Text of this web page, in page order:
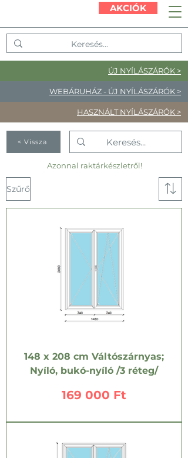
ÚJ NYÍLÁSZÁRÓK >
WEBÁRUHÁZ - ÚJ NYÍLÁSZÁRÓK >
HASZNÁLT NYÍLÁSZÁRÓK >
AKCIÓK
< Vissza
Azonnal raktárkészletről!
Szűrő
148 x 208 cm Váltószárnyas;
Nyíló, bukó-nyíló /3 réteg/
Ár
169 000 Ft